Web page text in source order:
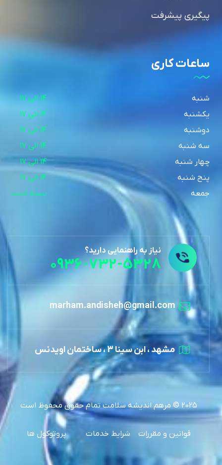
پیگیری پیشرفت
ساعات کاری
شنبه
14 الی 17
یکشنبه
14 الی 17
دوشنبه
14 الی 17
سه شنبه
14 الی 17
چهار شنبه
14 الی 17
پنج شنبه
14 الی 17
جمعه
بسته است
نیاز به راهنمایی دارید؟
0936-732-5328
marham.andisheh@gmail.com
مشهد ، ابن سینا 3 ، ساختمان اویدنس
2025 © مرهم اندیشه سلامت تمام حقوق محفوظ است
قوانین و مقررات شرایط خدمات پروتوکول ها